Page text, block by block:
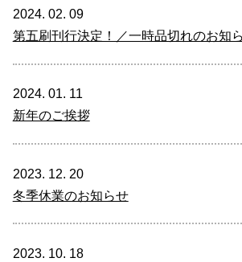
2024. 02. 09
第五刷刊行決定！／一時品切れのお知
2024. 01. 11
新年のご挨拶
2023. 12. 20
冬季休業のお知らせ
2023. 10. 18